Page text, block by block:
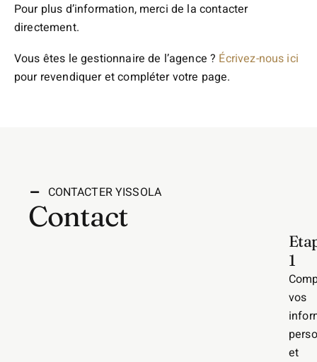
Pour plus d’information, merci de la contacter
directement.
Vous êtes le gestionnaire de l’agence ? Écrivez-nous ici
pour revendiquer et compléter votre page.
CONTACTER YISSOLA
Contact
1
vos
et